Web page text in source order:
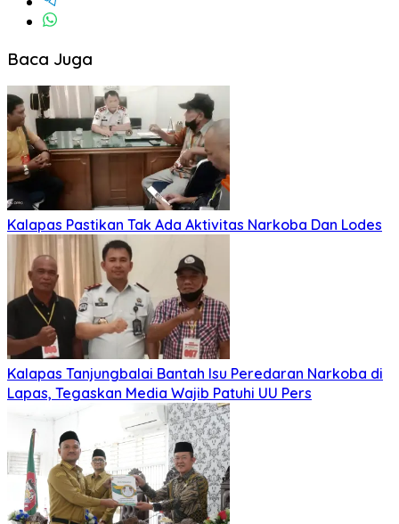
Baca Juga
Kalapas Pastikan Tak Ada Aktivitas Narkoba Dan Lodes
Kalapas Tanjungbalai Bantah Isu Peredaran Narkoba di
Lapas, Tegaskan Media Wajib Patuhi UU Pers